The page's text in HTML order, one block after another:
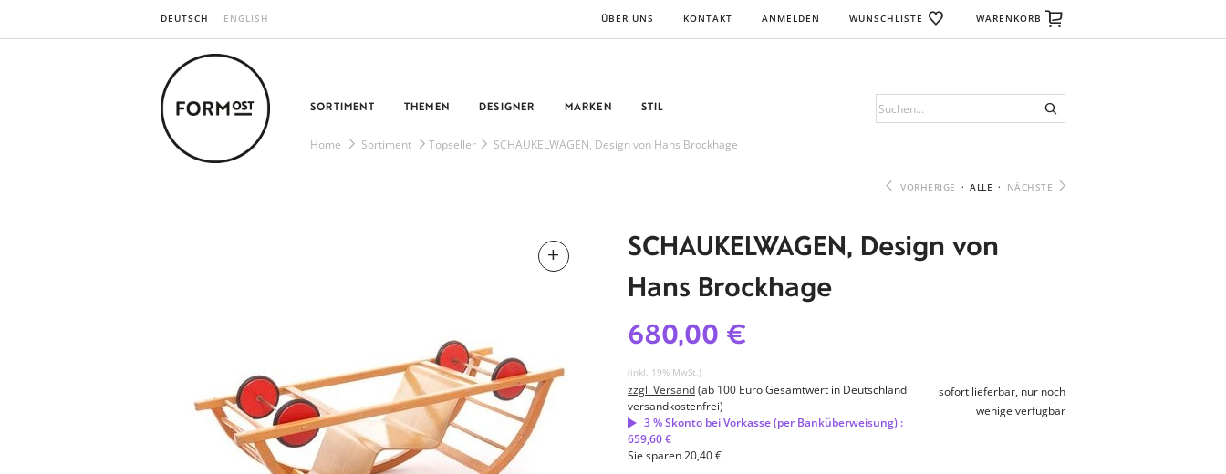
DEUTSCH ENGLISH ÜBER UNS KONTAKT ANMELDEN WUNSCHLISTE WARENKORB
SORTIMENT THEMEN DESIGNER MARKEN STIL
Home Sortiment Topseller SCHAUKELWAGEN, Design von Hans Brockhage
VORHERIGE · ALLE · NÄCHSTE
SCHAUKELWAGEN, Design von
Hans Brockhage
680,00 €
(inkl. 19% MwSt.)
sofort lieferbar, nur noch
wenige verfügbar
zzgl. Versand(ab 100 Euro Gesamtwert in Deutschland
versandkostenfrei)
3 % Skonto bei Vorkasse (per Banküberweisung) :
659,60 €
Sie sparen 20,40 €